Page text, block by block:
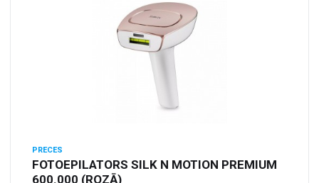
PRECES
FOTOEPILATORS SILK N MOTION PREMIUM
600.000 (ROZĀ)